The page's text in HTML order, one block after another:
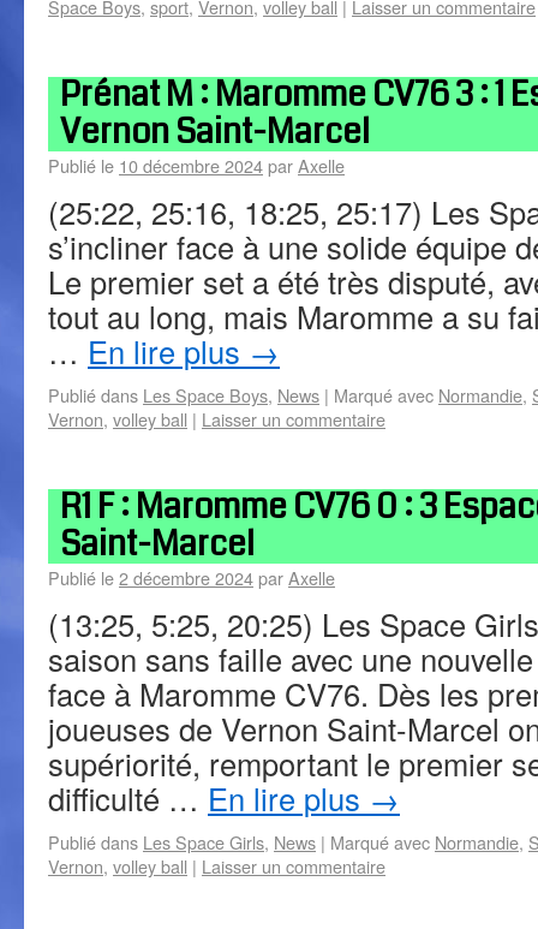
Space Boys, sport, Vernon, volley ball | Laisser un commentaire
Prénat M : Maromme CV76 3 : 1
Vernon Saint-Marcel
Publié le 10 décembre 2024parAxelle
(25:22, 25:16, 18:25, 25:17) Les
s’incliner face à une solide équipe
Le premier set a été très disputé,
tout au long, mais Maromme a su
… En lire plus →
Publié dans Les Space Boys, News | Marqué avec Normandie,
Vernon, volley ball | Laisser un commentaire
R1 F : Maromme CV76 0 : 3
Saint-Marcel
Publié le2 décembre 2024parAxelle
(13:25, 5:25, 20:25) Les Space
saison sans faille avec une
face à Maromme CV76. Dès les
joueuses de Vernon Saint-Marcel
supériorité, remportant le premier
difficulté … En lire plus →
Publié dans Les Space Girls, News | Marqué avec Normandie,
Vernon, volley ball | Laisser un commentaire